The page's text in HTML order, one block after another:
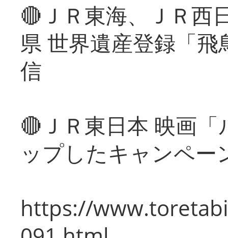
🔴ＪＲ東海、ＪＲ西
県 世界遺産登録「
信
🔴ＪＲ東日本 映画
ップしたキャンペー
https://